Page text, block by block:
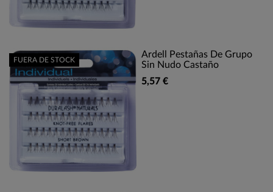
Ardell Pestañas De Grupo
Sin Nudo Castaño
5,57 €
FUERA DE STOCK